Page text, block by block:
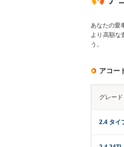
あなたの愛
より高額な
う。
アコー
グレード
2.4 タイ